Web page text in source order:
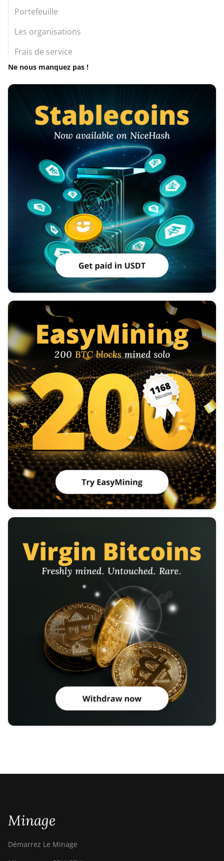
Portefeuille
Les organisations
Frais de service
Ne nous manquez pas !
Minage
Démarrez Le Minage